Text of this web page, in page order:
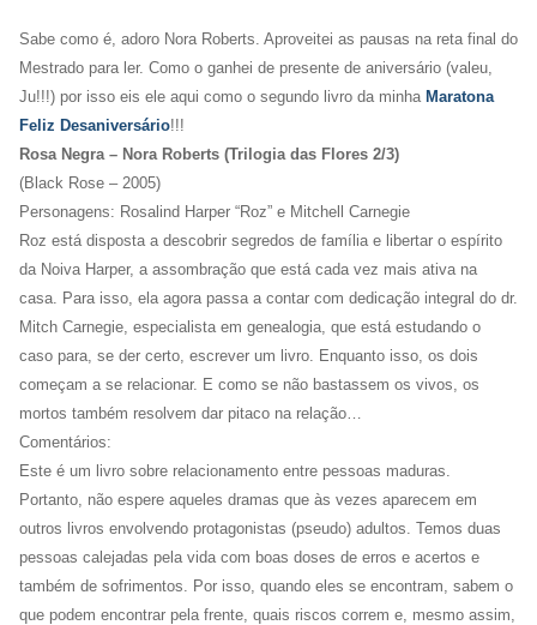
Sabe como é, adoro Nora Roberts. Aproveitei as pausas na reta final do
Mestrado para ler. Como o ganhei de presente de aniversário (valeu,
Ju!!!) por isso eis ele aqui como o segundo livro da minha Maratona
Feliz Desaniversário!!!
Rosa Negra – Nora Roberts (Trilogia das Flores 2/3)
(Black Rose – 2005)
Personagens: Rosalind Harper “Roz” e Mitchell Carnegie
Roz está disposta a descobrir segredos de família e libertar o espírito
da Noiva Harper, a assombração que está cada vez mais ativa na
casa. Para isso, ela agora passa a contar com dedicação integral do dr.
Mitch Carnegie, especialista em genealogia, que está estudando o
caso para, se der certo, escrever um livro. Enquanto isso, os dois
começam a se relacionar. E como se não bastassem os vivos, os
mortos também resolvem dar pitaco na relação…
Comentários:
Este é um livro sobre relacionamento entre pessoas maduras.
Portanto, não espere aqueles dramas que às vezes aparecem em
outros livros envolvendo protagonistas (pseudo) adultos. Temos duas
pessoas calejadas pela vida com boas doses de erros e acertos e
também de sofrimentos. Por isso, quando eles se encontram, sabem o
que podem encontrar pela frente, quais riscos correm e, mesmo assim,